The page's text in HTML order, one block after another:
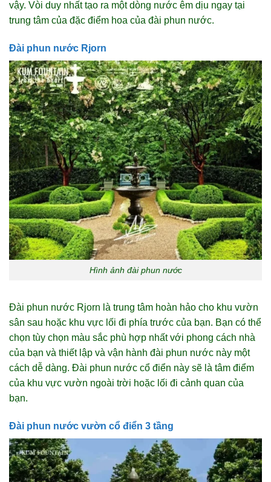
vậy. Vòi duy nhất tạo ra một dòng nước êm dịu ngay tại
trung tâm của đặc điểm hoa của đài phun nước.
Đài phun nước Rjorn
Hình ảnh đài phun nước
Đài phun nước Rjorn là trung tâm hoàn hảo cho khu vườn
sân sau hoặc khu vực lối đi phía trước của bạn. Bạn có thể
chọn tùy chọn màu sắc phù hợp nhất với phong cách nhà
của bạn và thiết lập và vận hành đài phun nước này một
cách dễ dàng. Đài phun nước cổ điển này sẽ là tâm điểm
của khu vực vườn ngoài trời hoặc lối đi cảnh quan của
bạn.
Đài phun nước vườn cổ điển 3 tầng